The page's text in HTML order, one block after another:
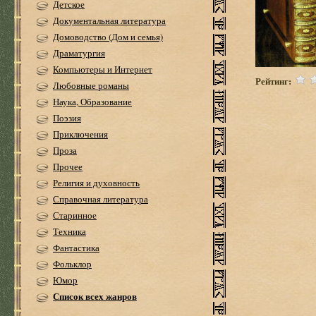
Детское
Документальная литература
Домоводство (Дом и семья)
Драматургия
Компьютеры и Интернет
Любовные романы
Наука, Образование
Поэзия
Приключения
Проза
Прочее
Религия и духовность
Справочная литература
Старинное
Техника
Фантастика
Фольклор
Юмор
Список всех жанров
Рейтинг: